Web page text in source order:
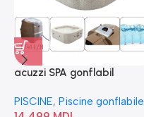
acuzzi SPA gonflabil
Bubble” 28446
PISCINE, Piscine gonflabile